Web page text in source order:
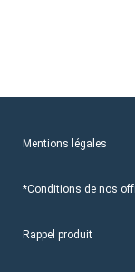
Mentions légales
*Conditions de nos
Rappel produit